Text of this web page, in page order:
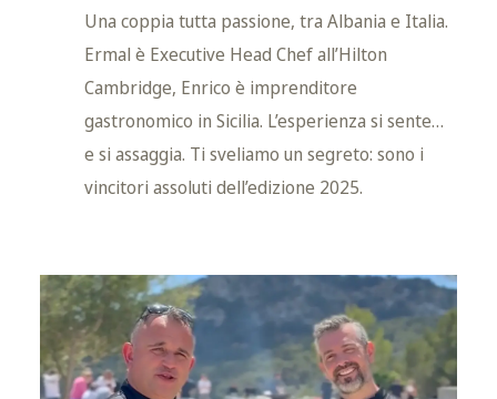
Una coppia tutta passione, tra Albania e Italia.
Ermal è Executive Head Chef all’Hilton
Cambridge, Enrico è imprenditore
gastronomico in Sicilia. L’esperienza si sente…
e si assaggia. Ti sveliamo un segreto: sono i
vincitori assoluti dell’edizione 2025.